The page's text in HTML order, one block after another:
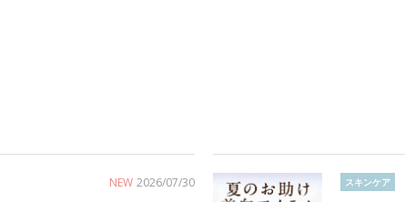
NEW 2026/07/30 スキンケア